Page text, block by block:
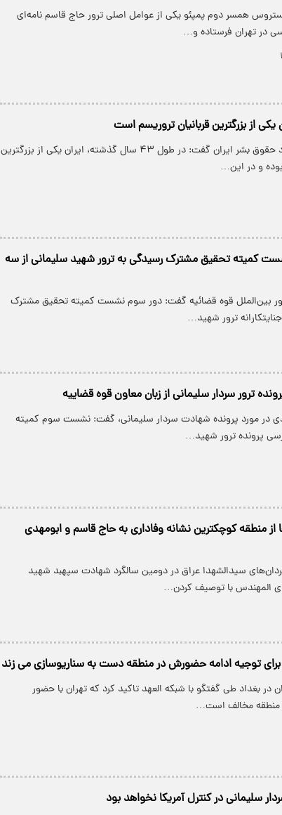
همسر دوم پمپئو یکی از عوامل اصلی ترور حاج قاسم نامه‌ای
در تهران فرستاده و…
یکی از بزرگترین قربانیان تروریسم است
پارسینه: دبیر ستاد حقوق بشر ایران گفت: در طول ۴۳ سال گذشته، ایران یکی از بزرگترین
بوده و در این…
کمیته تحقیق مشترک رسیدگی به ترور شهید سلیمانی از سه
بین‌الملل قوه قضائیه گفت: دور سوم نشست کمیته تحقیق مشترک
ترور شهید…
ترور سردار سلیمانی از زبان معاون قوه قضاییه
در مورد پرونده شهادت سردار سلیمانی، گفت: نشست سوم کمیته
پرونده ترور شهید…
از منطقه کوچکترین نشانه وفاداری به حاج قاسم و ابومهدی
سیدالشهدا عراق در دومین سالگرد شهادت سپهبد شهید
المهندس با توصیف کردن…
توجیه ادامه حضورش در منطقه دست به سناریوسازی می زند
در بغداد طی گفتگو با شبکه العهد تاکید کرد که تهران با حضور
منطقه مخالف است…
سلیمانی در کنترل آمریکا نخواهد بود